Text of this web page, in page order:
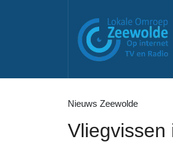
Nieuws Zeewolde
Vliegvissen